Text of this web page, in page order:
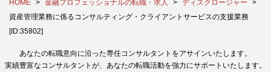
HOME 金融プロフェッショナルの転職・求人
ディスクロージャー
資産管理業務に係るコンサルティング・クライアントサービスの支援業務
[ID:35802]
あなたの転職意向に沿った専任コンサルタントをアサインいたします。
実績豊富なコンサルタントが、あなたの転職活動を強力にサポートいたします。